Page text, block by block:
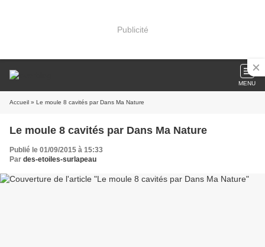
Publicité
MENU
Accueil » Le moule 8 cavités par Dans Ma Nature
Le moule 8 cavités par Dans Ma Nature
Publié le 01/09/2015 à 15:33
Par des-etoiles-surlapeau